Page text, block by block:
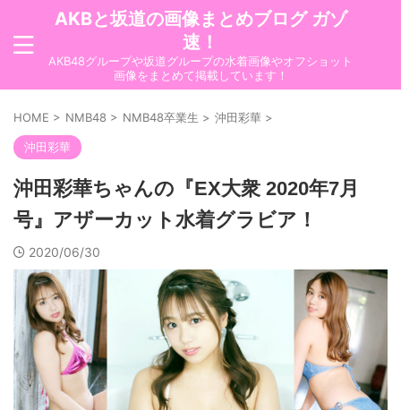
AKBと坂道の画像まとめブログ ガゾ
速！
AKB48グループや坂道グループの水着画像やオフショット
画像をまとめて掲載しています！
HOME > NMB48 > NMB48卒業生 > 沖田彩華 >
沖田彩華
沖田彩華ちゃんの『EX大衆 2020年7月
号』アザーカット水着グラビア！
2020/06/30